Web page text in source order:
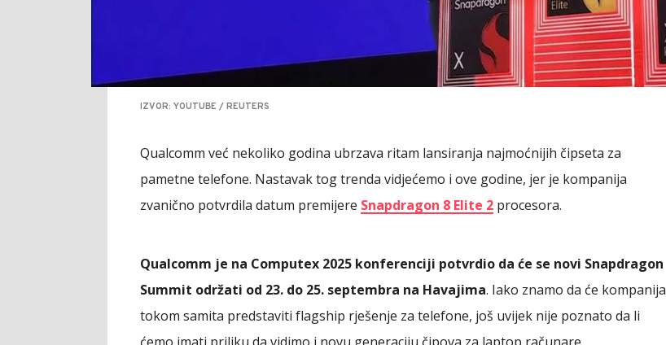
IZVOR: YOUTUBE / REUTERS
Qualcomm već nekoliko godina ubrzava ritam lansiranja najmoćnijih čipseta za
pametne telefone. Nastavak tog trenda vidjećemo i ove godine, jer je kompanija
zvanično potvrdila datum premijere Snapdragon 8 Elite 2 procesora.
Qualcomm je na Computex 2025 konferenciji potvrdio da će se novi Snapdragon
Summit održati od 23. do 25. septembra na Havajima. Iako znamo da će kompanija
tokom samita predstaviti flagship rješenje za telefone, još uvijek nije poznato da li